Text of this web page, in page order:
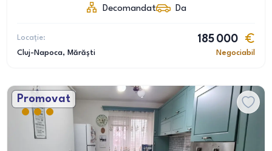
Decomandat
Da
Locație:
Cluj-Napoca, Mărăști
185 000
Negociabil
Promovat